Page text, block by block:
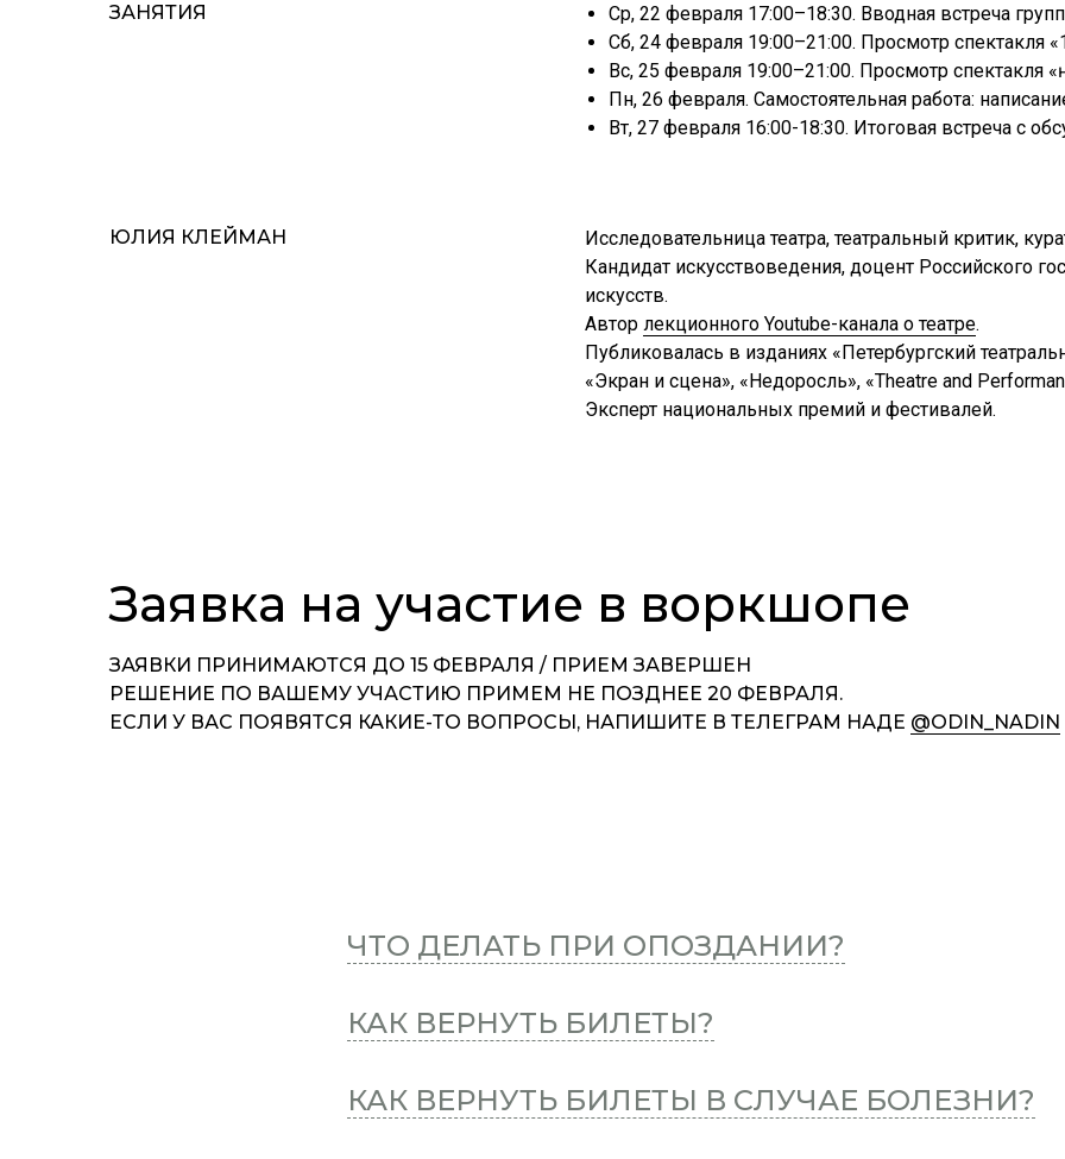
ЗАНЯТИЯ
Ср, 22 февраля 17:00–18:30. Вводная встреча
Сб, 24 февраля 19:00–21:00. Просмотр спектакля
Вс, 25 февраля 19:00–21:00. Просмотр спектакля
Пн, 26 февраля. Самостоятельная работа:
Вт, 27 февраля 16:00-18:30. Итоговая встреча с
ЮЛИЯ КЛЕЙМАН
Исследовательница театра, театральный критик,
Кандидат искусствоведения, доцент Российского
искусств.
Автор лекционного Youtube-канала о театре.
Публиковалась в изданиях «Петербургский
«Экран и сцена», «Недоросль», «Theatre and
Эксперт национальных премий и фестивалей.
Заявка на участие в воркшопе
ЗАЯВКИ ПРИНИМАЮТСЯ ДО 15 ФЕВРАЛЯ / ПРИЕМ ЗАВЕРШЕН
РЕШЕНИЕ ПО ВАШЕМУ УЧАСТИЮ ПРИМЕМ НЕ ПОЗДНЕЕ 20 ФЕВРАЛЯ.
ЕСЛИ У ВАС ПОЯВЯТСЯ КАКИЕ-ТО ВОПРОСЫ, НАПИШИТЕ В ТЕЛЕГРАМ НАДЕ @ODIN_NADIN
ЧТО ДЕЛАТЬ ПРИ ОПОЗДАНИИ?
КАК ВЕРНУТЬ БИЛЕТЫ?
КАК ВЕРНУТЬ БИЛЕТЫ В СЛУЧАЕ БОЛЕЗНИ?